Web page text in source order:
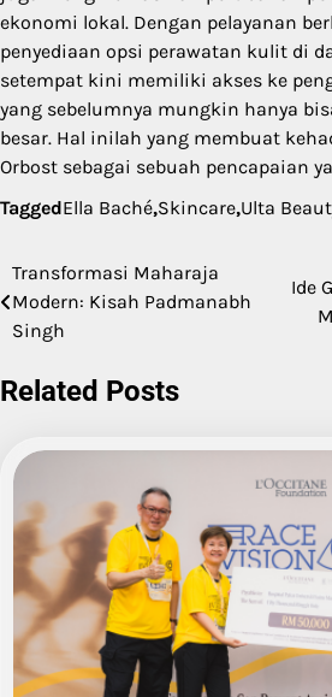
ekonomi lokal. Dengan pelayanan
penyediaan opsi perawatan kulit di
setempat kini memiliki akses ke
yang sebelumnya mungkin hanya
besar. Hal inilah yang membuat
Orbost sebagai sebuah pencapaian
TaggedElla Baché,Skincare,Ulta
Post
navigation
Transformasi Maharaja
Modern: Kisah Padmanabh
Singh
Ide
Related Posts